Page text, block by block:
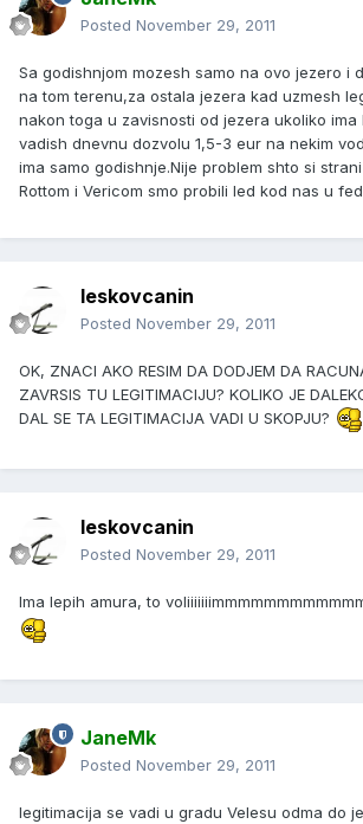
Posted November 29, 2011
Sa godishnjom mozesh samo na ovo jezero i
na tom terenu,za ostala jezera kad uzmesh
nakon toga u zavisnosti od jezera ukoliko
vadish dnevnu dozvolu 1,5-3 eur na nekim
ima samo godishnje.Nije problem shto si
Rottom i Vericom smo probili led kod nas u
leskovcanin
Posted November 29, 2011
OK, ZNACI AKO RESIM DA DODJEM DA
ZAVRSIS TU LEGITIMACIJU? KOLIKO JE
DAL SE TA LEGITIMACIJA VADI U SKOPJU?
leskovcanin
Posted November 29, 2011
Ima lepih amura, to
JaneMk
Posted November 29, 2011
legitimacija se vadi u gradu Velesu odma do